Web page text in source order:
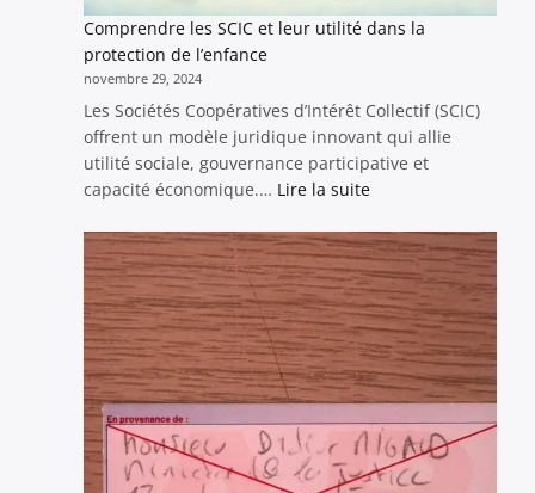
Comprendre les SCIC et leur utilité dans la
protection de l’enfance
novembre 29, 2024
Les Sociétés Coopératives d’Intérêt Collectif (SCIC)
offrent un modèle juridique innovant qui allie
utilité sociale, gouvernance participative et
capacité économique.… Lire la suite:
les
SCIC
et
leur
utilité
dans
la
protection
de
l’enfance